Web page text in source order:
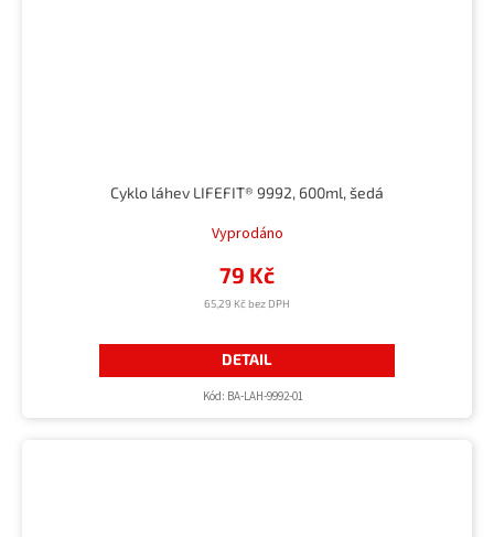
Cyklo láhev LIFEFIT® 9992, 600ml, šedá
Vyprodáno
65,29 Kč bez DPH
79 Kč
DETAIL
Kód: BA-LAH-9992-01